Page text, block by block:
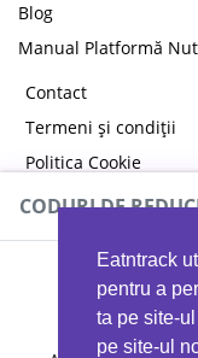
Eatntrack
pentru a
ta pe site-
pe site-ul
Blog
Manual Platformă
Contact
Termeni și condiții
Politica Cookie
Politica de
CODURI DE